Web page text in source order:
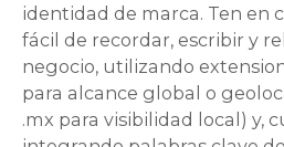
identidad de marca. Ten en
fácil de recordar, escribir y
negocio, utilizando
para alcance global o
.mx para visibilidad local) y,